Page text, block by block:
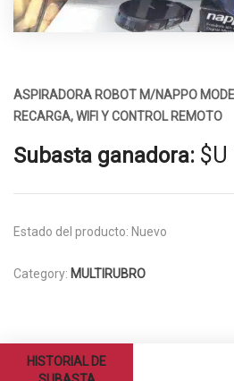
ASPIRADORA ROBOT M/NAPPO
RECARGA, WIFI Y CONTROL REMOTO
Subasta ganadora: $U
Estado del producto: Nuevo
Category: MULTIRUBRO
HISTORIAL DE